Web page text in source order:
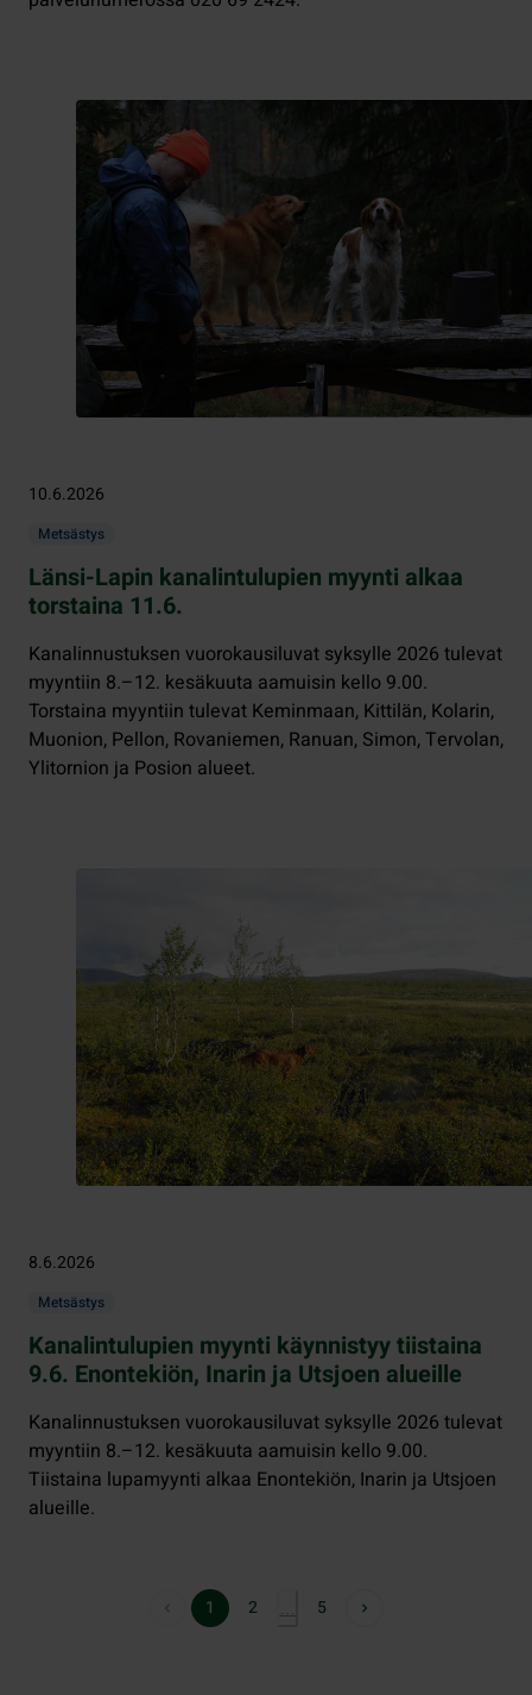
10.6.2026
Metsästys
Länsi-Lapin kanalintulupien myynti alkaa
torstaina 11.6.
Kanalinnustuksen vuorokausiluvat syksylle 2026 tulevat
myyntiin 8.–12. kesäkuuta aamuisin kello 9.00.
Torstaina myyntiin tulevat Keminmaan, Kittilän, Kolarin,
Muonion, Pellon, Rovaniemen, Ranuan, Simon, Tervolan,
Ylitornion ja Posion alueet.
8.6.2026
Metsästys
Kanalintulupien myynti käynnistyy tiistaina
9.6. Enontekiön, Inarin ja Utsjoen alueille
Kanalinnustuksen vuorokausiluvat syksylle 2026 tulevat
myyntiin 8.–12. kesäkuuta aamuisin kello 9.00.
Tiistaina lupamyynti alkaa Enontekiön, Inarin ja Utsjoen
alueille.
1 2 … 5